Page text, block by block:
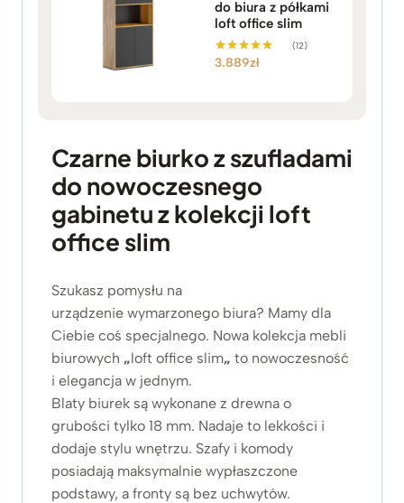
do biura z półkami
loft office slim
Oceniono
(12)
3.889zł
Czarne biurko z szufladami
do nowoczesnego
gabinetu z kolekcji loft
office slim
Szukasz pomysłu na
urządzenie wymarzonego biura? Mamy dla
Ciebie coś specjalnego. Nowa kolekcja mebli
biurowych „loft office slim„ to nowoczesność
i elegancja w jednym.
Blaty biurek są wykonane z drewna o
grubości tylko 18 mm. Nadaje to lekkości i
dodaje stylu wnętrzu. Szafy i komody
posiadają maksymalnie wypłaszczone
podstawy, a fronty są bez uchwytów.